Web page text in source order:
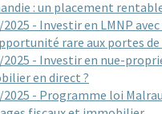
: un placement
- Investir en LMNP
rare aux portes de
- Investir en nue-
en direct ?
- Programme loi